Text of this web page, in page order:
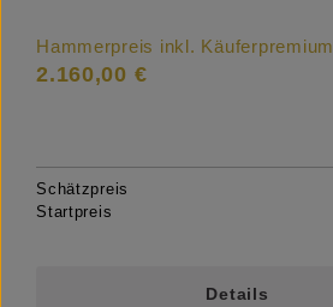
Hammerpreis inkl. Käuferpremium
2.160,00 €
Schätzpreis
Startpreis
Details